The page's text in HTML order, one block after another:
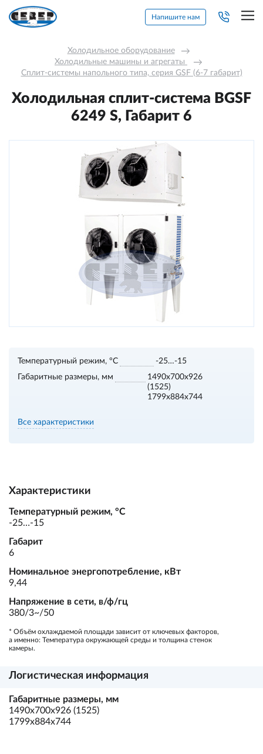
Напишите нам
Холодильное оборудование →
Холодильные машины и агрегаты →
Сплит-системы напольного типа, серия GSF (6-7 габарит)
Холодильная сплит-система BGSF
6249 S, Габарит 6
Температурный режим, °С
-25…-15
Габаритные размеры, мм
1490х700х926
(1525)
1799х884х744
Все характеристики
Характеристики
Температурный режим, °С
-25…-15
Габарит
6
Номинальное энергопотребление, кВт
9,44
Напряжение в сети, в/ф/гц
380/3~/50
* Объём охлаждаемой площади зависит от ключевых факторов,
а именно: Температура окружающей среды и толщина стенок
камеры.
Логистическая информация
Габаритные размеры, мм
1490х700х926 (1525)
1799х884х744